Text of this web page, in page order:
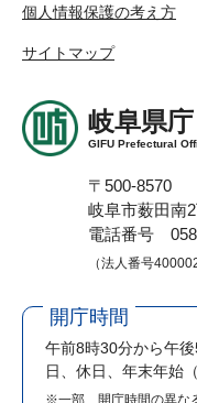
個人情報保護の考え方
サイトマップ
岐阜県庁
GIFU Prefectural
〒500-8570
岐阜市薮田南
電話番号
（法人番号
開庁時間
午前8時30分から午
日、休日、年末年始
※一部、開庁時間の異な